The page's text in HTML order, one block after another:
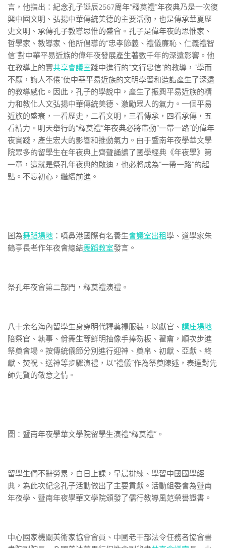
言，他指出：紀念孔子誕辰2567周年“釋奠禮”年夜典乃是一次復
興中國文明、弘揚中華傳統美德的主要活動，也是傳承華夏歷
史文明、承傳孔子教導思惟的盛會。孔子是偉年夜的思惟家、
哲學家、教導家、他所倡導的“忠孝節義、禮儀廉恥、仁義禮智
信”對中華平易近族的偉年夜發展產生著數千年的深遠影響。他
在教導上的實共享會議室踐中進行的“文行忠信”的教導，“學而
不厭，誨人不倦”使中華平易近族的文明學習和造詣產生了深遠
的教導感化。因此，孔子的學說中，產生了振興平易近族的精
力和教化人文弘揚中華傳統美德、激勵眾人的氣力。一個平易
近族的盛衰，一看歷史，二看文明，三看傳承，四看承傳，五
看精力。明天舉行的“釋奠禮”年夜典必將帶動“一帶一路”的偉年
夜實踐，產生宏大的影響和推動氣力。由于暨南年夜學華文學
院眾多的留學生在年夜典上齊聲誦讀了國學經典《年夜學》第
一章，這就是祭孔年夜典的啟迪，也必將成為“一帶一路”的起
點。不忘初心，繼續前進。
圖為舞蹈場地 ：噴鼻港國際有名養生會議室出租學、道學家朱
鶴亭長老作年夜會總結舞蹈教室發言。
祭孔年夜會第二部門，釋奠禮演禮。
八十余名海內留學生身穿明代釋奠禮服裝，以獻官、 講座場地
陪祭官、執事、佾舞生等鮮明抽像手捧笏板、翟龠，順次步進
祭奠會場。按傳統儀節分別進行迎神、奠帛、初獻、亞獻、終
獻、焚祝、送神等步驟演禮，以“禮儀”作為祭奠陳述，表達對先
師先賢的敬意之情。
圖：暨南年夜學華文學院留學生演禮“釋奠禮”。
留學生們不辭勞累，白日上課，早晨排練、學習中國國學經
典，為此次紀念孔子活動做出了主要貢獻。活動組委會為暨南
年夜學、暨南年夜學華文學院頒發了儒行教導風范榮譽證書。
中心國家機關美術家協會會員、中國老干部法令任務者協會書